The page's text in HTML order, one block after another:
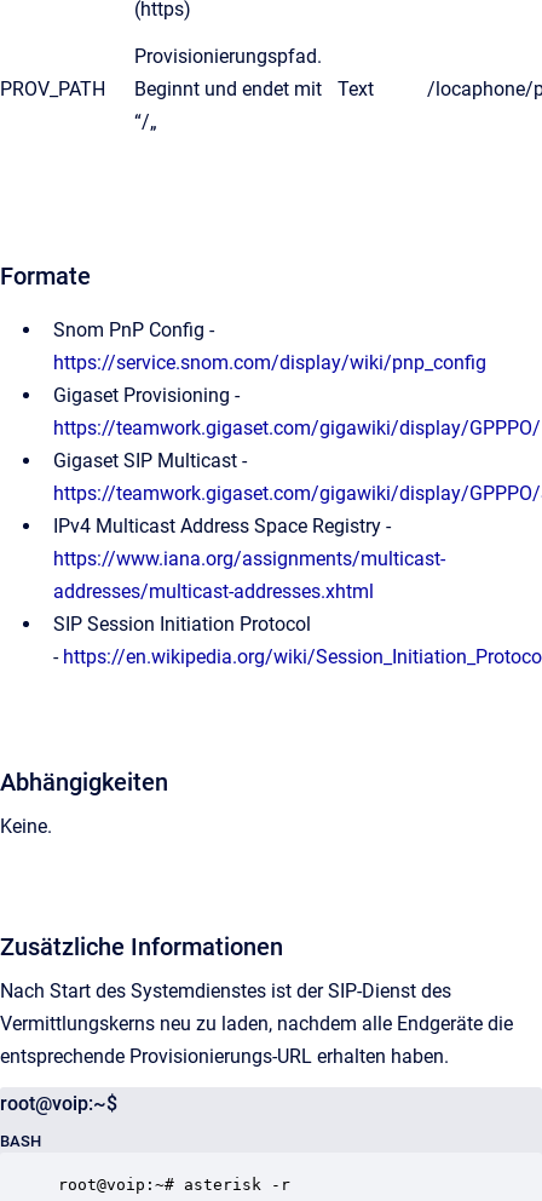
(https)
PROV_PATH
Provisionierungspfad.
Beginnt und endet mit
“/„
Text /locaphone/
Formate
Snom PnP Config -
https://service.snom.com/display/wiki/pnp_config
Gigaset Provisioning -
https://teamwork.gigaset.com/gigawiki/display/GPPPO/
Gigaset SIP Multicast -
https://teamwork.gigaset.com/gigawiki/display/
IPv4 Multicast Address Space Registry -
https://www.iana.org/assignments/multicast-
addresses/multicast-addresses.xhtml
SIP Session Initiation Protocol
- https://en.wikipedia.org/wiki/
Abhängigkeiten
Keine.
Zusätzliche Informationen
Nach Start des Systemdienstes ist der SIP-Dienst des
Vermittlungskerns neu zu laden, nachdem alle Endgeräte die
entsprechende Provisionierungs-URL erhalten haben.
root@voip:~$
BASH
root@voip:~# asterisk -r